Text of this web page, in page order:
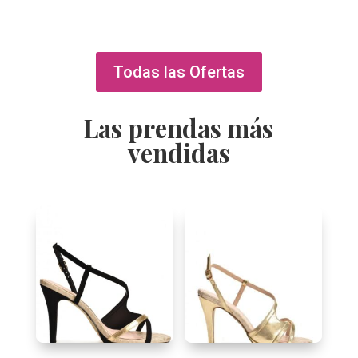
Todas las Ofertas
Las prendas más
vendidas